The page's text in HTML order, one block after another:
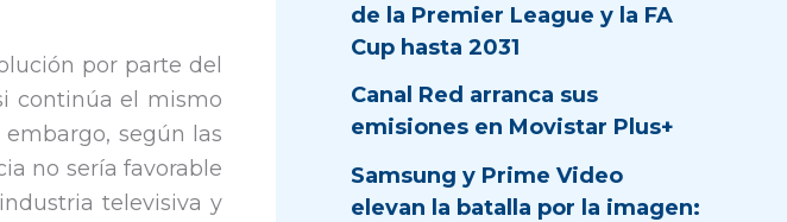
por parte del
continúa el mismo
según las
no sería favorable
televisiva y
de la Premier League y la FA
Cup hasta 2031
Canal Red arranca sus
emisiones en Movistar Plus+
Samsung y Prime Video
elevan la batalla por la imagen: